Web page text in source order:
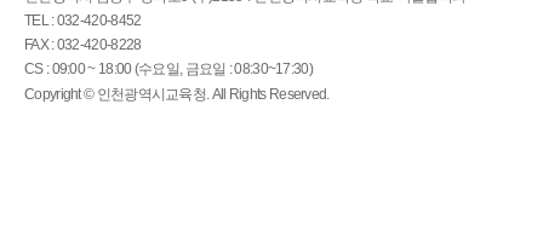
TEL : 032-420-8452
FAX : 032-420-8228
CS : 09:00 ~ 18:00 (수요일, 금요일 : 08:30~17:30)
Copyright © 인천광역시교육청. All Rights Reserved.